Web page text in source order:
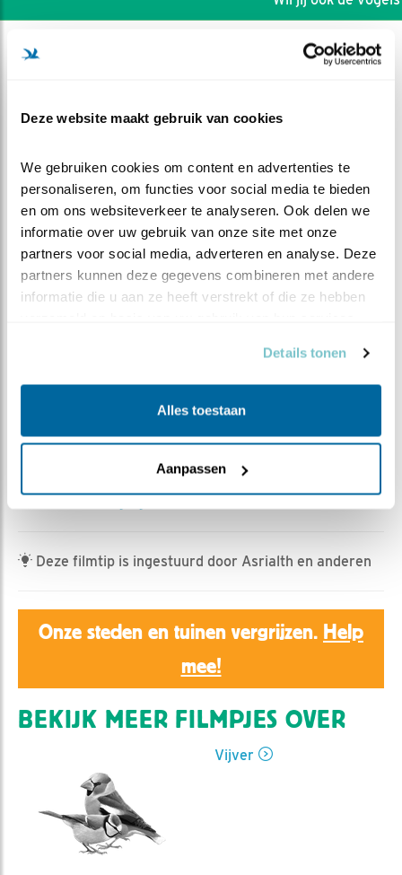
Deze website maakt gebruik van cookies
We gebruiken cookies om content en advertenties te
personaliseren, om functies voor social media te bieden
en om ons websiteverkeer te analyseren. Ook delen we
informatie over uw gebruik van onze site met onze
partners voor social media, adverteren en analyse. Deze
partners kunnen deze gegevens combineren met andere
informatie die u aan ze heeft verstrekt of die ze hebben
Details tonen
Alles toestaan
Aanpassen
DEEL DIT FILMPJE
Staartmees en Kruisbek
Ed Hoogkamer | Geplaatst op 5 maart 2022, 15:15 |
Meer weten over deze prachtige vogels, je kunt ze
Deze filmtip is ingestuurd door Asrialth en anderen
Onze steden en tuinen vergrijzen. Help
mee!
BEKIJK MEER FILMPJES OVER
Vijver